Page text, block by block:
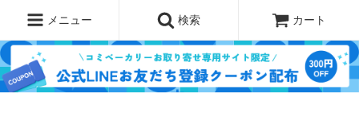
メニュー 検索 カート